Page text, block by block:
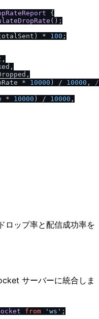
{
();
) * 100 ;
,
,
,
* 10000 ) / 10000 , /
* 10000 ) / 10000 ,
ロップ率と配信成功率を
サーバーに統合しま
from 'ws' ;